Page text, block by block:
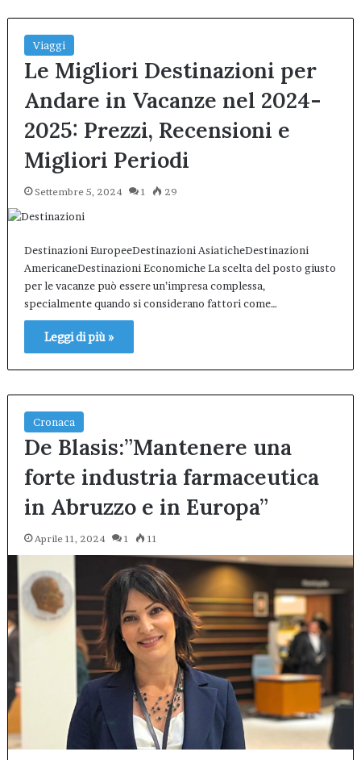
Viaggi
Le Migliori Destinazioni per
Andare in Vacanze nel 2024-
2025: Prezzi, Recensioni e
Migliori Periodi
Settembre 5, 2024 1 29
Destinazioni EuropeeDestinazioni AsiaticheDestinazioni
AmericaneDestinazioni Economiche La scelta del posto giusto
per le vacanze può essere un’impresa complessa,
specialmente quando si considerano fattori come…
Leggi di più »
Cronaca
De Blasis:”Mantenere una
forte industria farmaceutica
in Abruzzo e in Europa”
Aprile 11, 2024 1 11